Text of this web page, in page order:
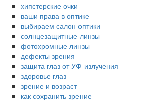
хипстерские очки
ваши права в оптике
выбираем салон оптики
солнцезащитные линзы
фотохромные линзы
дефекты зрения
защита глаз от УФ-излучения
здоровье глаз
зрение и возраст
как сохранить зрение